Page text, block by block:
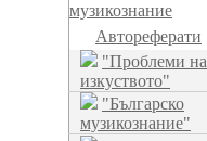
музикознание
Автореферати
"Проблеми на
изкуството"
"Българско
музикознание"